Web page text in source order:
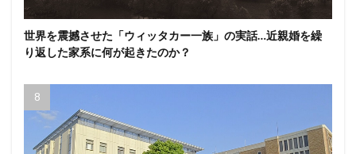
世界を震撼させた「ウィッタカー一族」の実話…近親婚を繰
り返した家系に何が起きたのか？